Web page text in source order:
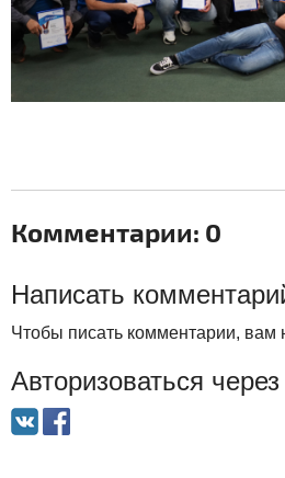
Комментарии: 0
Написать
Чтобы писать комментарии, вам
Авторизоваться